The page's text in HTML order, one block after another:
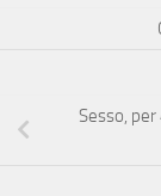
Sesso,